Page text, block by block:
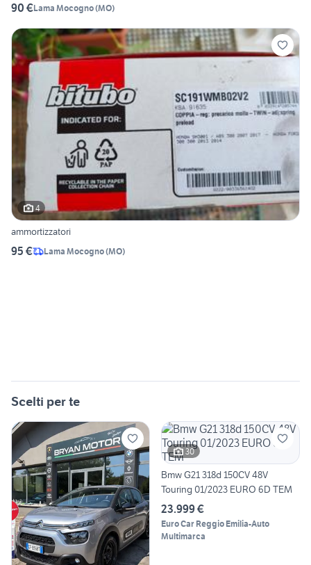
90 €Lama Mocogno(MO)
4
ammortizzatori
95 € Lama Mocogno(MO)
Scelti per te
30
Bmw G21 318d 150CV 48V
Touring 01/2023 EURO 6D TEM
23.999 €
Euro Car Reggio Emilia-Auto
Multimarca